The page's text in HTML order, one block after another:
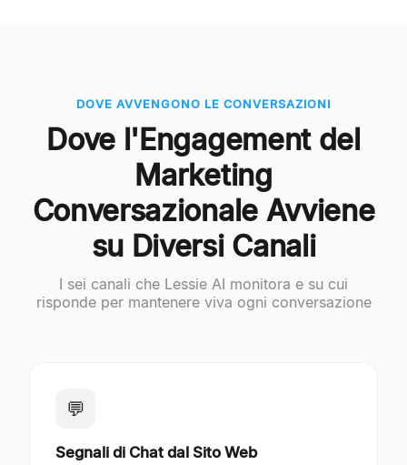
DOVE AVVENGONO LE CONVERSAZIONI
Dove l'Engagement del
Marketing
Conversazionale Avviene
su Diversi Canali
I sei canali che Lessie AI monitora e su cui
risponde per mantenere viva ogni conversazione
💬
Segnali di Chat dal Sito Web